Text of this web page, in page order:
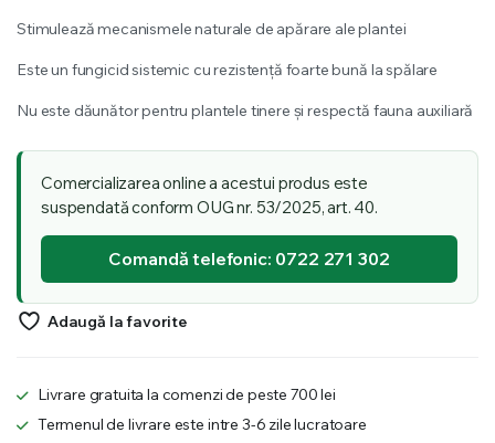
Stimulează mecanismele naturale de apărare ale plantei
Este un fungicid sistemic cu rezistență foarte bună la spălare
Nu este dăunător pentru plantele tinere și respectă fauna auxiliară
Comercializarea online a acestui produs este
suspendată conform OUG nr. 53/2025, art. 40.
Comandă telefonic: 0722 271 302
Adaugă la favorite
Livrare gratuita la comenzi de peste 700 lei
Termenul de livrare este intre 3-6 zile lucratoare